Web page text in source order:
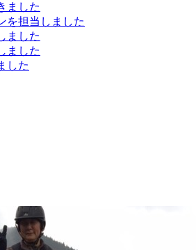
ました
を担当しました
ました
ました
した